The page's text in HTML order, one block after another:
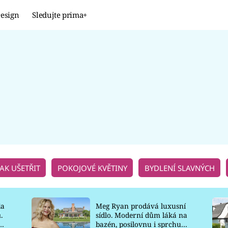
Sledujte prima+
UŠETŘIT POKOJOVÉ KVĚTINY BYDLENÍ SLAVNÝCH
Meg Ryan prodává luxusní
sídlo. Moderní dům láká na
bazén, posilovnu i sprchu